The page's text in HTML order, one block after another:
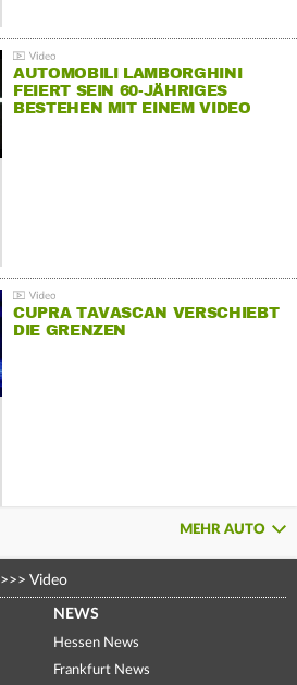
AUTOMOBILI LAMBORGHINI
FEIERT SEIN 60-JÄHRIGES
BESTEHEN MIT EINEM VIDEO
CUPRA TAVASCAN VERSCHIEBT
DIE GRENZEN
MEHR AUTO
>>> Video
NEWS
Hessen News
Frankfurt News